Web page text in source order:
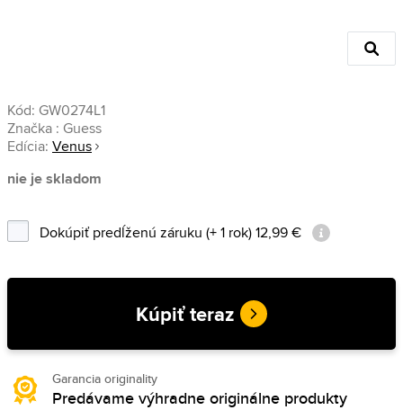
Kód: GW0274L1
Značka : Guess
Edícia: Venus
nie je skladom
Dokúpiť predĺženú záruku (+ 1 rok) 12,99 €
Kúpiť teraz
Garancia originality
Predávame výhradne originálne produkty